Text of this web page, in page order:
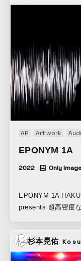
AR Art work
EPONYM 1A
2022 Only
EPONYM 1A
presents 超高密度なポップサウンドで新たな音楽の扉を開く
なる自主公演とし
に初開催。 ウガン
し、DJとしての進
杉本晃佑